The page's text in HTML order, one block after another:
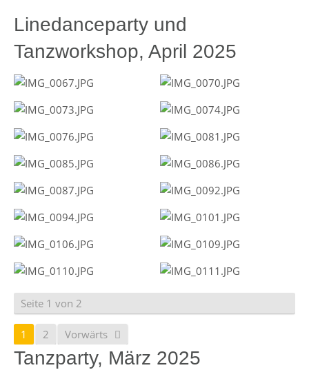
Linedanceparty und
Tanzworkshop, April 2025
Seite 1 von 2
1 2 Vorwärts
Tanzparty, März 2025